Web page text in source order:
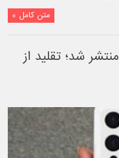
متن کامل »
اولین رندرهای وان پلاس ۹ منتشر شد؛ تقلید از